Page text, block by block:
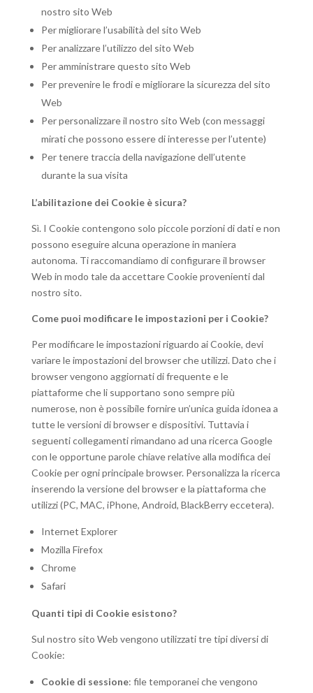
nostro sito Web
Per migliorare l’usabilità del sito Web
Per analizzare l’utilizzo del sito Web
Per amministrare questo sito Web
Per prevenire le frodi e migliorare la sicurezza del sito
Web
Per personalizzare il nostro sito Web (con messaggi
mirati che possono essere di interesse per l’utente)
Per tenere traccia della navigazione dell’utente
durante la sua visita
L’abilitazione dei Cookie è sicura?
Sì. I Cookie contengono solo piccole porzioni di dati e non
possono eseguire alcuna operazione in maniera
autonoma. Ti raccomandiamo di configurare il browser
Web in modo tale da accettare Cookie provenienti dal
nostro sito.
Come puoi modificare le impostazioni per i Cookie?
Per modificare le impostazioni riguardo ai Cookie, devi
variare le impostazioni del browser che utilizzi. Dato che i
browser vengono aggiornati di frequente e le
piattaforme che li supportano sono sempre più
numerose, non è possibile fornire un’unica guida idonea a
tutte le versioni di browser e dispositivi. Tuttavia i
seguenti collegamenti rimandano ad una ricerca Google
con le opportune parole chiave relative alla modifica dei
Cookie per ogni principale browser. Personalizza la ricerca
inserendo la versione del browser e la piattaforma che
utilizzi (PC, MAC, iPhone, Android, BlackBerry eccetera).
Internet Explorer
Mozilla Firefox
Chrome
Safari
Quanti tipi di Cookie esistono?
Sul nostro sito Web vengono utilizzati tre tipi diversi di
Cookie:
Cookie di sessione: file temporanei che vengono